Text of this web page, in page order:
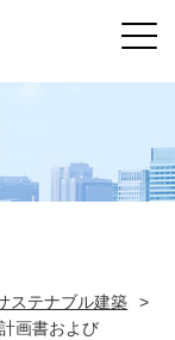
ステナブル建築
>
画書および